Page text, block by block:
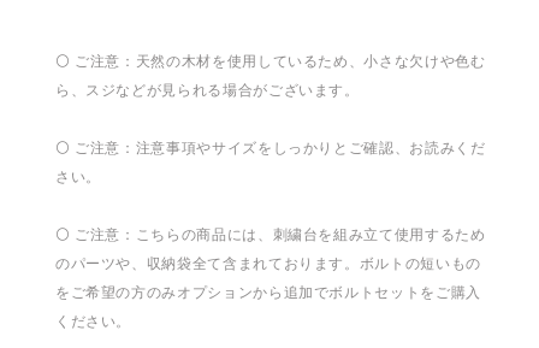
⚪️ ご注意：天然の木材を使用しているため、小さな欠けや色む
ら、スジなどが見られる場合がございます。
⚪️ ご注意：注意事項やサイズをしっかりとご確認、お読みくだ
さい。
⚪️ ご注意：こちらの商品には、刺繍台を組み立て使用するため
のパーツや、収納袋全て含まれております。ボルトの短いもの
をご希望の方のみオプションから追加でボルトセットをご購入
ください。